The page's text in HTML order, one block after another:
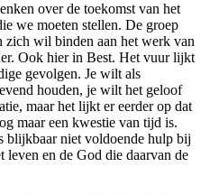
over de toekomst van het
we moeten stellen. De groep
zich wil binden aan het werk van
Ook hier in Best. Het vuur lijkt
gevolgen. Je wilt als
houden, je wilt het geloof
maar het lijkt er eerder op dat
maar een kwestie van tijd is.
blijkbaar niet voldoende hulp bij
leven en de God die daarvan de